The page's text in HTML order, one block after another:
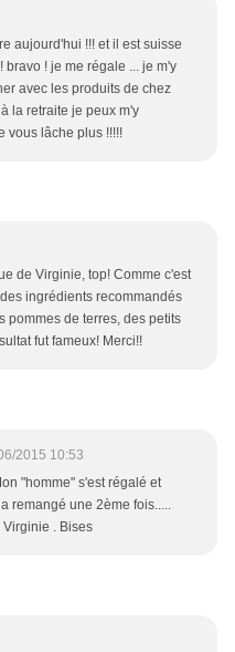
aujourd'hui !!! et il est suisse
bravo ! je me régale ... je m'y
avec les produits de chez
la retraite je peux m'y
vous lâche plus !!!!!
de Virginie, top! Comme c'est
ingrédients recommandés
pommes de terres, des petits
fut fameux! Merci!!
2015 10:53
"homme" s'est régalé et
remangé une 2ème fois.....
. Bises